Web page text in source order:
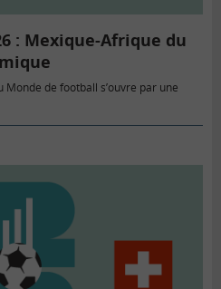
: Mexique-Afrique du
Monde de football s’ouvre par une